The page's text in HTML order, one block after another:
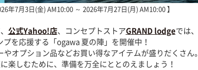
年7月3日(金) AM10:00 ～ 2026年7月27日(月) AM10:00 】
公式Yahoo!店、コンセプトストアGRAND lodgeでは、
を応援する「ogawa 夏の陣」を開催中！
オプション品などお買い得なアイテムが盛りだくさん。
楽しむために、準備を万全にととのえましょう！